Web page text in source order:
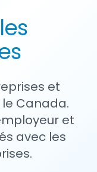
et
Canada.
et
avec les